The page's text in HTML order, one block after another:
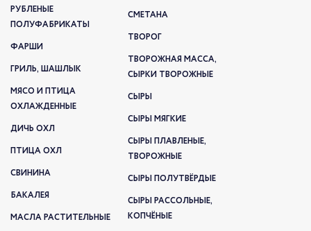
РУБЛЕНЫЕ
ПОЛУФАБРИКАТЫ
ФАРШИ
ГРИЛЬ, ШАШЛЫК
МЯСО И ПТИЦА
ОХЛАЖДЕННЫЕ
ДИЧЬ ОХЛ
ПТИЦА ОХЛ
СВИНИНА
БАКАЛЕЯ
МАСЛА РАСТИТЕЛЬНЫЕ
СМЕТАНА
ТВОРОГ
ТВОРОЖНАЯ МАССА,
СЫРКИ ТВОРОЖНЫЕ
СЫРЫ
СЫРЫ МЯГКИЕ
СЫРЫ ПЛАВЛЕНЫЕ,
ТВОРОЖНЫЕ
СЫРЫ ПОЛУТВЁРДЫЕ
СЫРЫ РАССОЛЬНЫЕ,
КОПЧЁНЫЕ